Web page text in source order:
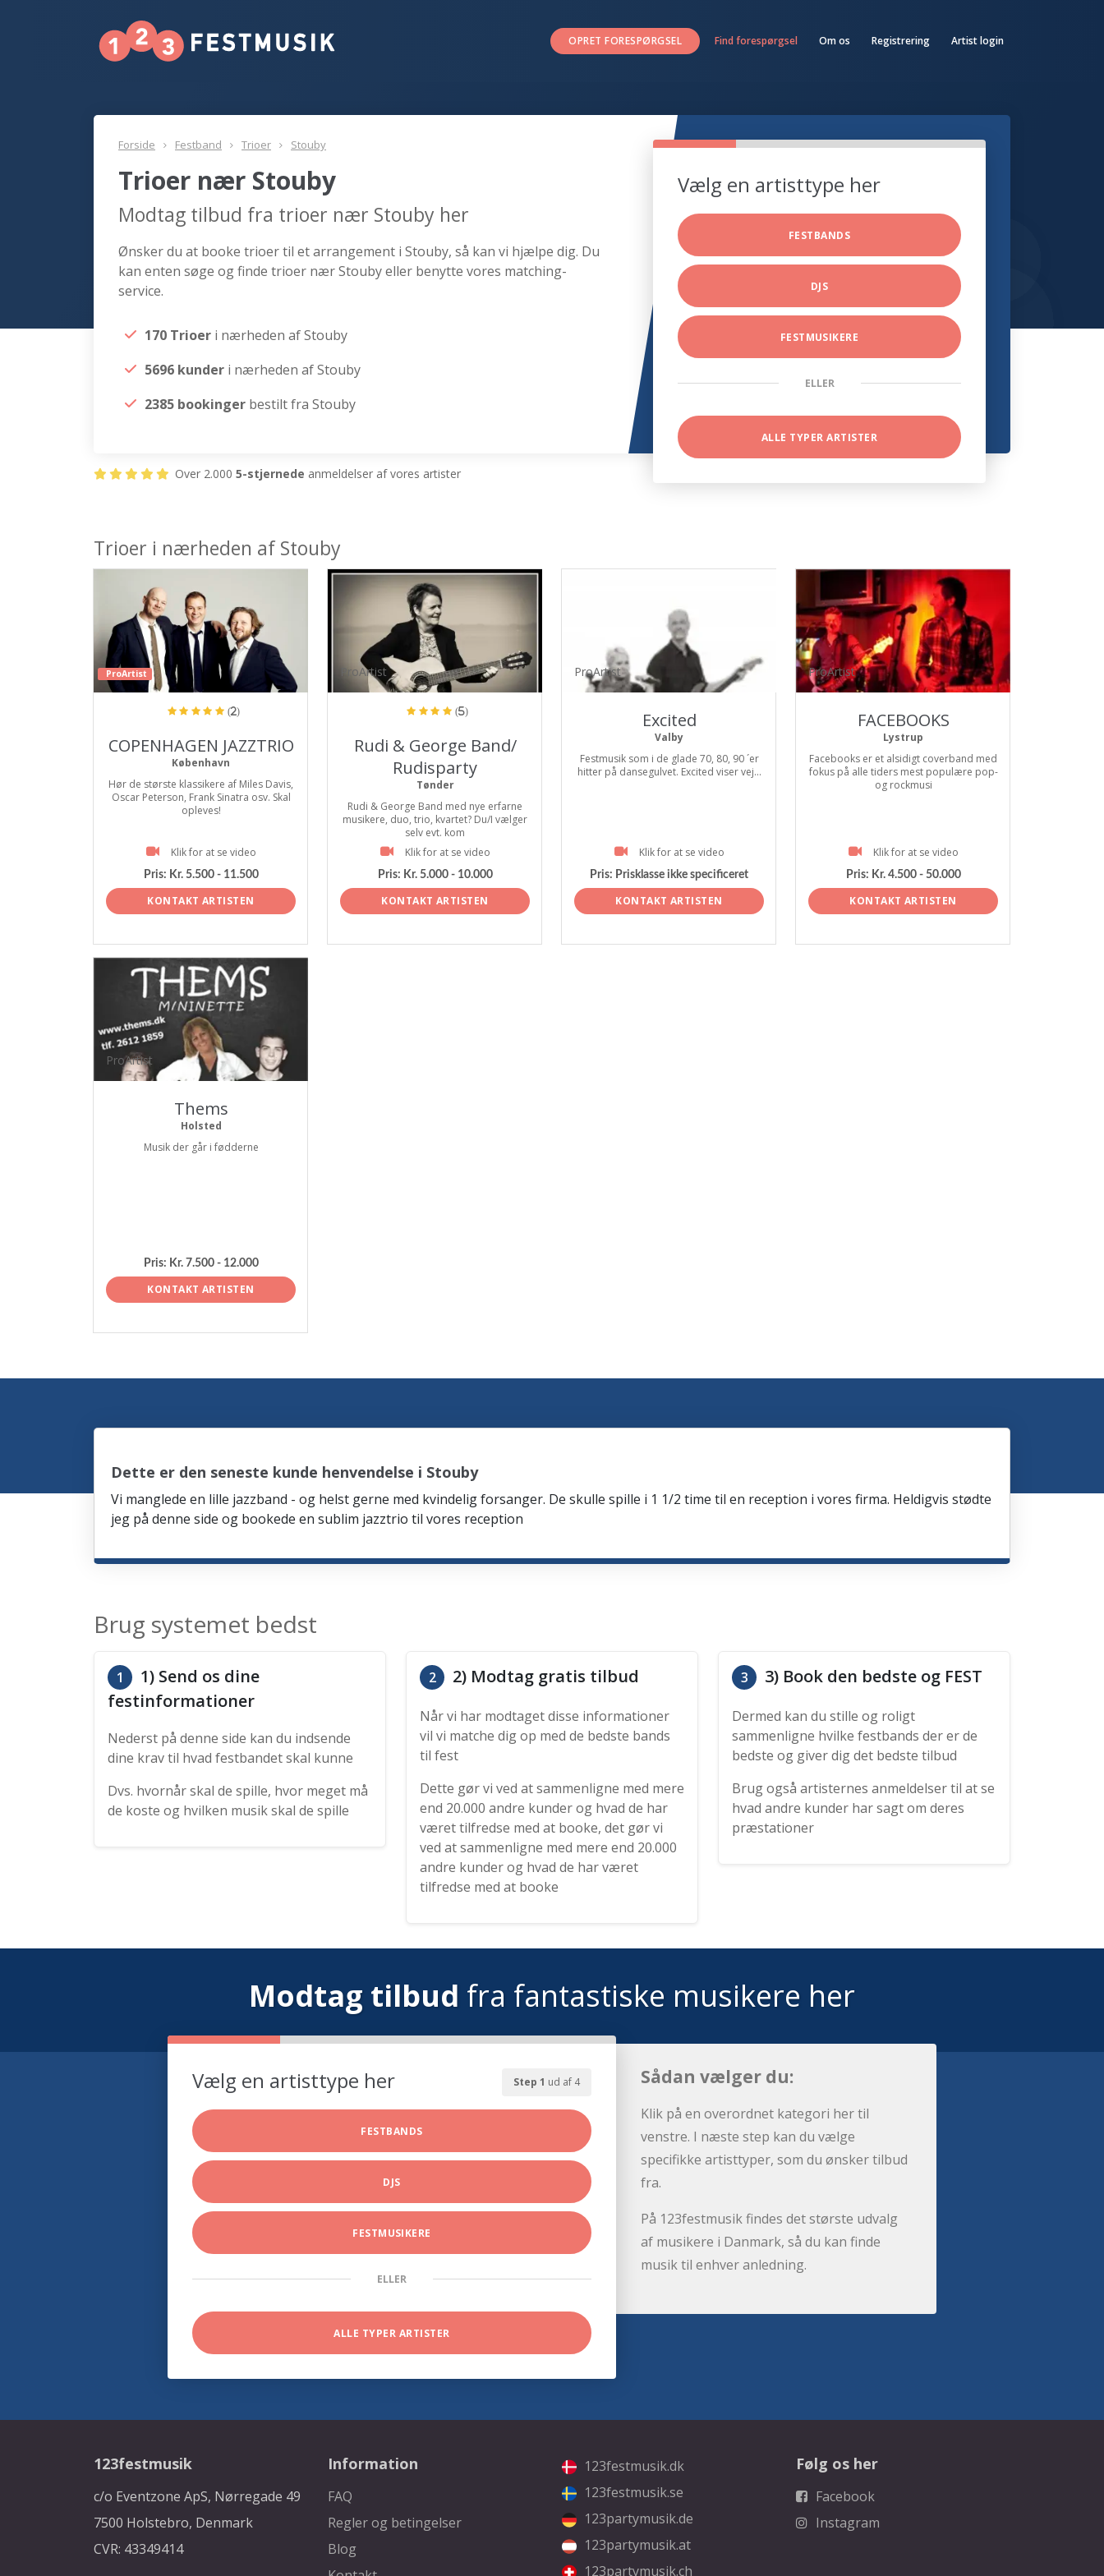
OPRET FORESPØRGSEL Find forespørgsel Om os Registrering Artist login
Forside Festband Trioer Stouby
Trioer nær Stouby
Modtag tilbud fra trioer nær Stouby her
Ønsker du at booke trioer til et arrangement i Stouby, så kan vi hjælpe dig. Du
kan enten søge og finde trioer nær Stouby eller benytte vores matching-
service.
170 Trioer i nærheden af Stouby
5696 kunder i nærheden af Stouby
2385 bookinger bestilt fra Stouby
Vælg en artisttype her
FESTBANDS
DJS
FESTMUSIKERE
ELLER
ALLE TYPER ARTISTER
Over 2.000 5-stjernede anmeldelser af vores artister
Trioer i nærheden af Stouby
ProArtist
(2)
COPENHAGEN JAZZTRIO
København
Hør de største klassikere af Miles Davis,
Oscar Peterson, Frank Sinatra osv. Skal
opleves!
Klik for at se video
Pris: Kr. 5.500 - 11.500
KONTAKT ARTISTEN
ProArtist
(5)
Rudi & George Band/
Rudisparty
Tønder
Rudi & George Band med nye erfarne
musikere, duo, trio, kvartet? Du/I vælger
selv evt. kom
Klik for at se video
Pris: Kr. 5.000 - 10.000
KONTAKT ARTISTEN
ProArtist
Excited
Valby
Festmusik som i de glade 70, 80, 90 ´er
hitter på dansegulvet. Excited viser vej...
Klik for at se video
Pris: Prisklasse ikke specificeret
KONTAKT ARTISTEN
ProArtist
FACEBOOKS
Lystrup
Facebooks er et alsidigt coverband med
fokus på alle tiders mest populære pop-
og rockmusi
Klik for at se video
Pris: Kr. 4.500 - 50.000
KONTAKT ARTISTEN
ProArtist
Thems
Holsted
Musik der går i fødderne
Pris: Kr. 7.500 - 12.000
KONTAKT ARTISTEN
Dette er den seneste kunde henvendelse i Stouby
Vi manglede en lille jazzband - og helst gerne med kvindelig forsanger. De skulle spille i 1 1/2 time til en reception i vores firma. Heldigvis stødte
jeg på denne side og bookede en sublim jazztrio til vores reception
Brug systemet bedst
1
1) Send os dine
festinformationer
Nederst på denne side kan du indsende
dine krav til hvad festbandet skal kunne
Dvs. hvornår skal de spille, hvor meget må
de koste og hvilken musik skal de spille
2 2) Modtag gratis tilbud
Når vi har modtaget disse informationer
vil vi matche dig op med de bedste bands
til fest
Dette gør vi ved at sammenligne med mere
end 20.000 andre kunder og hvad de har
været tilfredse med at booke, det gør vi
ved at sammenligne med mere end 20.000
andre kunder og hvad de har været
tilfredse med at booke
3 3) Book den bedste og FEST
Dermed kan du stille og roligt
sammenligne hvilke festbands der er de
bedste og giver dig det bedste tilbud
Brug også artisternes anmeldelser til at se
hvad andre kunder har sagt om deres
præstationer
Modtag tilbud fra fantastiske musikere her
Step 1 ud af 4
Vælg en artisttype her
FESTBANDS
DJS
FESTMUSIKERE
ELLER
ALLE TYPER ARTISTER
Sådan vælger du:
Klik på en overordnet kategori her til
venstre. I næste step kan du vælge
specifikke artisttyper, som du ønsker tilbud
fra.
På 123festmusik findes det største udvalg
af musikere i Danmark, så du kan finde
musik til enhver anledning.
123festmusik
c/o Eventzone ApS, Nørregade 49
7500 Holstebro, Denmark
CVR: 43349414
Information
FAQ
Regler og betingelser
Blog
123festmusik.dk
123festmusik.se
123partymusik.de
123partymusik.at
123partymusik.ch
Følg os her
Facebook
Instagram